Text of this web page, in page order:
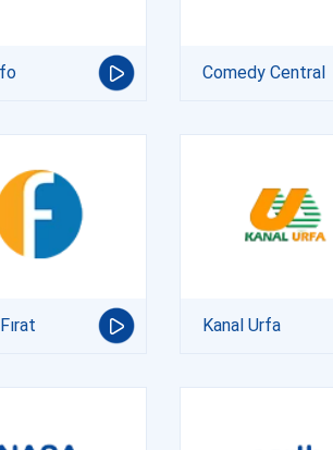
Comedy Central
Kanal Urfa